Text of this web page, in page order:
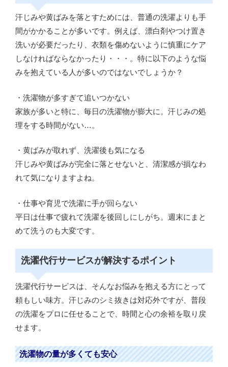
汗じみや黄ばみを落とすためには、普通の洗濯よりも手
間がかかることが多いです。例えば、漂白剤やつけ置き
洗いが必要だったり、衣類を傷めないように慎重にケア
しなければならなかったり・・・。特に以下のような悩
みを抱えている人が多いのではないでしょうか？
・洗濯物が多すぎて追いつかない
家族が多いと特に、毎日の洗濯物が膨大に。汗じみの処
理をする時間がない…。
・黄ばみが取れず、洗濯後も気になる
汗じみや黄ばみが完全に落とせないと、清潔感が損なわ
れて気になりますよね。
・仕事や育児で洗濯に手が回らない
平日は仕事で疲れて洗濯を後回しにしがち。週末にまと
めて洗うのも大変です。
洗濯代行サービスが解決するポイント
洗濯代行サービスは、そんなお悩みを抱える方にとって
頼もしい味方。汗じみのシミ抜きは対応外ですが、普段
の洗濯をプロに任せることで、時間と心の余裕を取り戻
せます。
洗濯物の量が多くても安心